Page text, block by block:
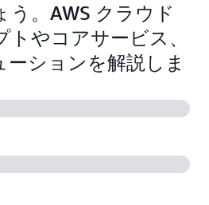
う。AWS クラウド
やコアサービス、
ションを解説しま